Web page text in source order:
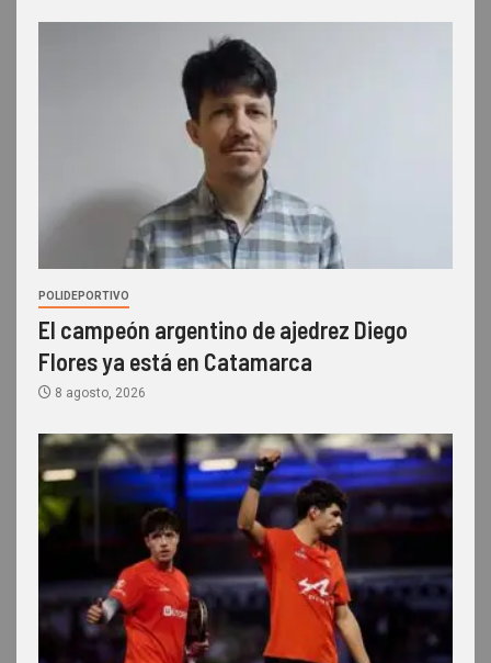
POLIDEPORTIVO
El campeón argentino de ajedrez Diego
Flores ya está en Catamarca
8 agosto, 2026